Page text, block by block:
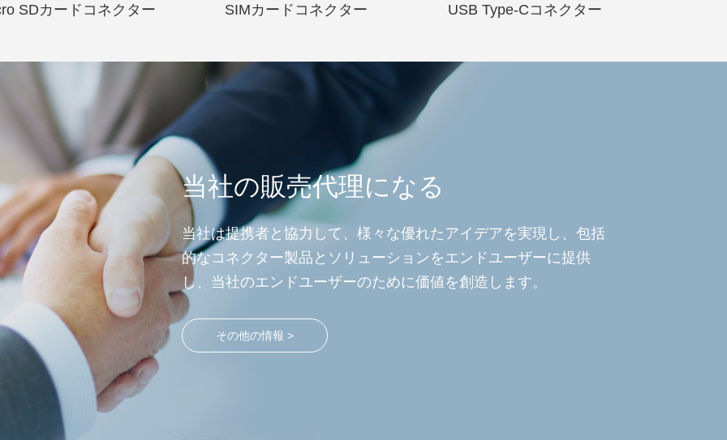
SDカードコネクター SIMカードコネクター USB Type-Cコネクター
当社の販売代理になる
当社は提携者と協力して、様々な優れたアイデアを実現し、包括
的なコネクター製品とソリューションをエンドユーザーに提供
し、当社のエンドユーザーのために価値を創造します。
その他の情報 >